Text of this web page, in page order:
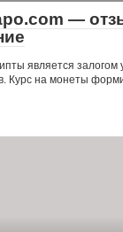
—
является залогом
Курс на монеты